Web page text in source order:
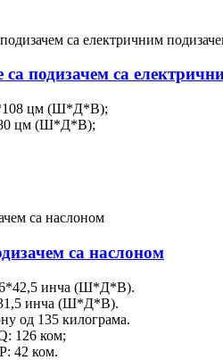
подизачем са
цм (Ш*Д*В);
цм (Ш*Д*В);
са наслоном
инча (Ш*Д*В).
инча (Ш*Д*В).
од 135 килограма.
126 ком;
42 ком.